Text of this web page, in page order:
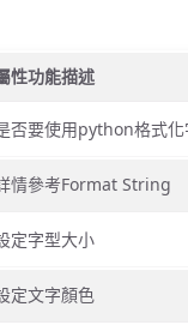
性功能描述
否要使用python格式化
情參考Format String
定字型大小
定文字顏色